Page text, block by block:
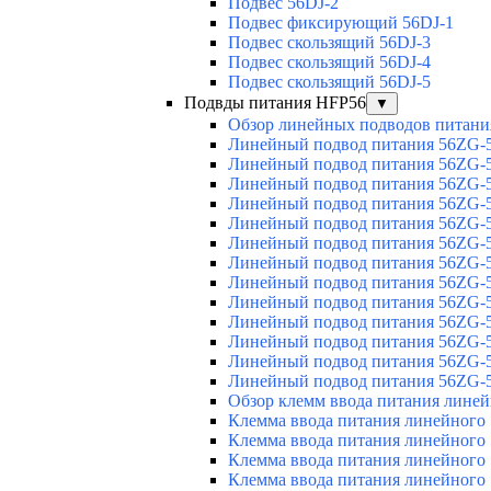
Подвес фиксирующий 56DJ-1
Подвес скользящий 56DJ-3
Подвес скользящий 56DJ-4
Подвес скользящий 56DJ-5
Подвды питания HFP56
▼
Обзор линейных подводов
Линейный подвод питания 56ZG-
Линейный подвод питания 56ZG-
Линейный подвод питания 56ZG-
Линейный подвод питания 56ZG-
Линейный подвод питания 56ZG-
Линейный подвод питания 56ZG-
Линейный подвод питания 56ZG-
Линейный подвод питания 56ZG-
Линейный подвод питания 56ZG-
Линейный подвод питания 56ZG-
Линейный подвод питания 56ZG-
Линейный подвод питания 56ZG-
Линейный подвод питания 56ZG-
Обзор клемм ввода питания
Клемма ввода питания линейного
Клемма ввода питания линейного
Клемма ввода питания линейного
Клемма ввода питания линейного